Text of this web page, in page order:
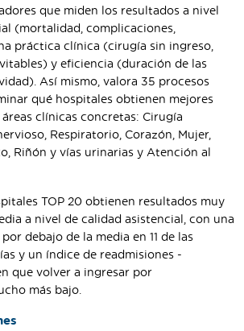
que miden los resultados a nivel
(mortalidad, complicaciones,
práctica clínica (cirugía sin ingreso,
y eficiencia (duración de las
Así mismo, valora 35 procesos
qué hospitales obtienen mejores
clínicas concretas: Cirugía
Respiratorio, Corazón, Mujer,
Riñón y vías urinarias y Atención al
TOP 20 obtienen resultados muy
a nivel de calidad asistencial, con una
debajo de la media en 11 de las
y un índice de readmisiones -
que volver a ingresar por
más bajo.